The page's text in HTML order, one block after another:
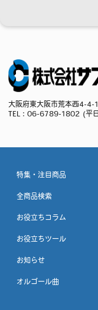
大阪府東大阪市荒本西4-4-
TEL： 06-6789-1802 (平
特集・注目商品
全商品検索
お役立ちコラム
お役立ちツール
お知らせ
オルゴール曲